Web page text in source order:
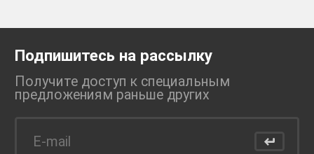
Подпишитесь на рассылку
Получите доступ к специальным
предложениям раньше других